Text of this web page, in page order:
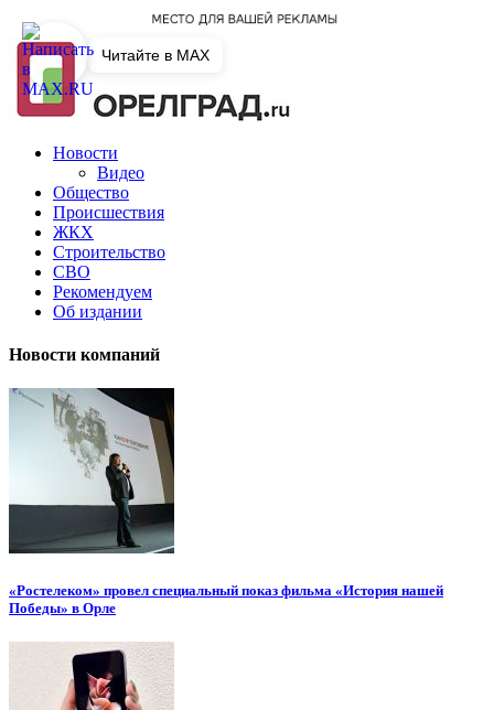
Новости
Видео
Общество
Происшествия
ЖКХ
Строительство
СВО
Рекомендуем
Об издании
Новости компаний
«Ростелеком» провел специальный показ фильма «История нашей
Победы» в Орле
Читайте в MAX